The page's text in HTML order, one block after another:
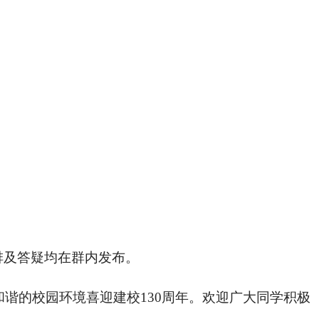
答疑均在群内发布。
的校园环境喜迎建校130周年。欢迎广大同学积极